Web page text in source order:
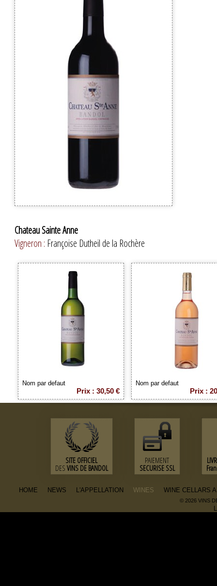
Chateau Sainte Anne
Vigneron : Françoise Dutheil de la Rochère
Nom par defaut
Prix : 30,50 €
Nom par defaut
Prix :
SITE OFFICIEL
DES VINS DE BANDOL
PAIEMENT
SECURISE SSL
HOME NEWS L'APPELLATION WINES WINE CELLARS
© 2026 VINS